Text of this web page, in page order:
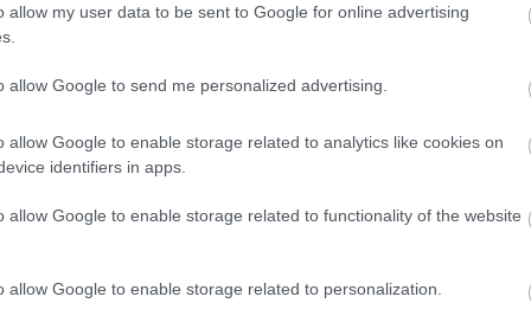
allow my user data to be sent to Google for online advertising
allow Google to send me personalized advertising.
allow Google to enable storage related to analytics like cookies on
identifiers in apps.
allow Google to enable storage related to functionality of the website
allow Google to enable storage related to personalization.
legfontosabb terén
Fából épül Budakeszi új óvodája
Gyárleállításokkal és átszervezett